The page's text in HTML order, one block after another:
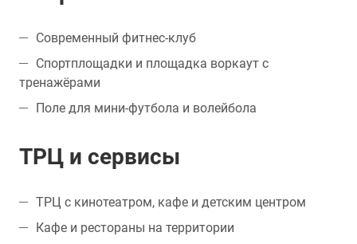
Современный фитнес-клуб
Спортплощадки и площадка воркаут с
тренажёрами
Поле для мини-футбола и волейбола
ТРЦ и сервисы
ТРЦ с кинотеатром, кафе и детским центром
Кафе и рестораны на территории